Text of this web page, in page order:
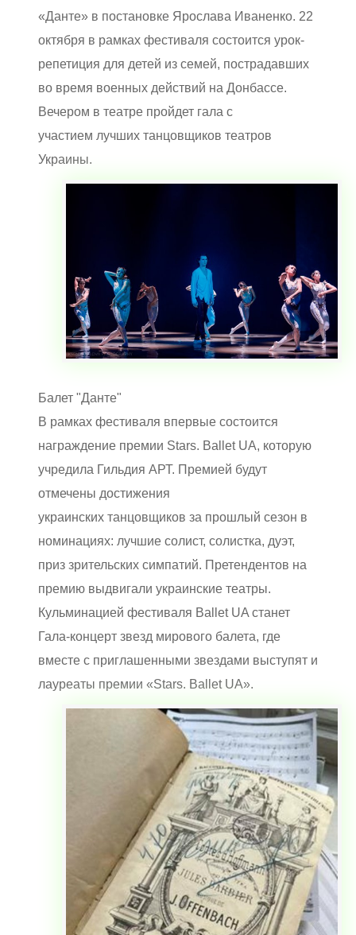
«Данте» в постановке Ярослава Иваненко. 22
октября в рамках фестиваля состоится урок-
репетиция для детей из семей, пострадавших
во время военных действий на Донбассе.
Вечером в театре пройдет гала с
участием лучших танцовщиков театров
Украины.
Балет "Данте"
В рамках фестиваля впервые состоится
награждение премии Stars. Ballet UA, которую
учредила Гильдия АРТ. Премией будут
отмечены достижения
украинских танцовщиков за прошлый сезон в
номинациях: лучшие солист, солистка, дуэт,
приз зрительских симпатий. Претендентов на
премию выдвигали украинские театры.
Кульминацией фестиваля Ballet UA станет
Гала-концерт звезд мирового балета, где
вместе с приглашенными звездами выступят и
лауреаты премии «Stars. Ballet UA».